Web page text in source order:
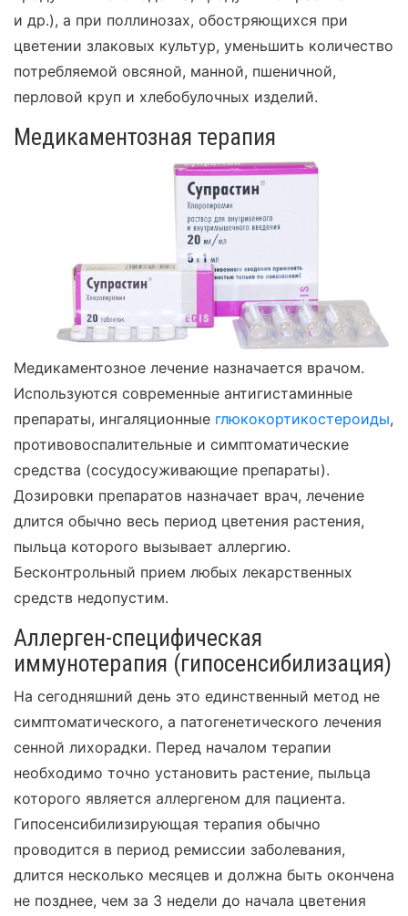
и др.), а при поллинозах, обостряющихся при
цветении злаковых культур, уменьшить количество
потребляемой овсяной, манной, пшеничной,
перловой круп и хлебобулочных изделий.
Медикаментозная терапия
Медикаментозное лечение назначается врачом.
Используются современные антигистаминные
препараты, ингаляционные глюкокортикостероиды,
противовоспалительные и симптоматические
средства (сосудосуживающие препараты).
Дозировки препаратов назначает врач, лечение
длится обычно весь период цветения растения,
пыльца которого вызывает аллергию.
Бесконтрольный прием любых лекарственных
средств недопустим.
Аллерген-специфическая
иммунотерапия (гипосенсибилизация)
На сегодняшний день это единственный метод не
симптоматического, а патогенетического лечения
сенной лихорадки. Перед началом терапии
необходимо точно установить растение, пыльца
которого является аллергеном для пациента.
Гипосенсибилизирующая терапия обычно
проводится в период ремиссии заболевания,
длится несколько месяцев и должна быть окончена
не позднее, чем за 3 недели до начала цветения